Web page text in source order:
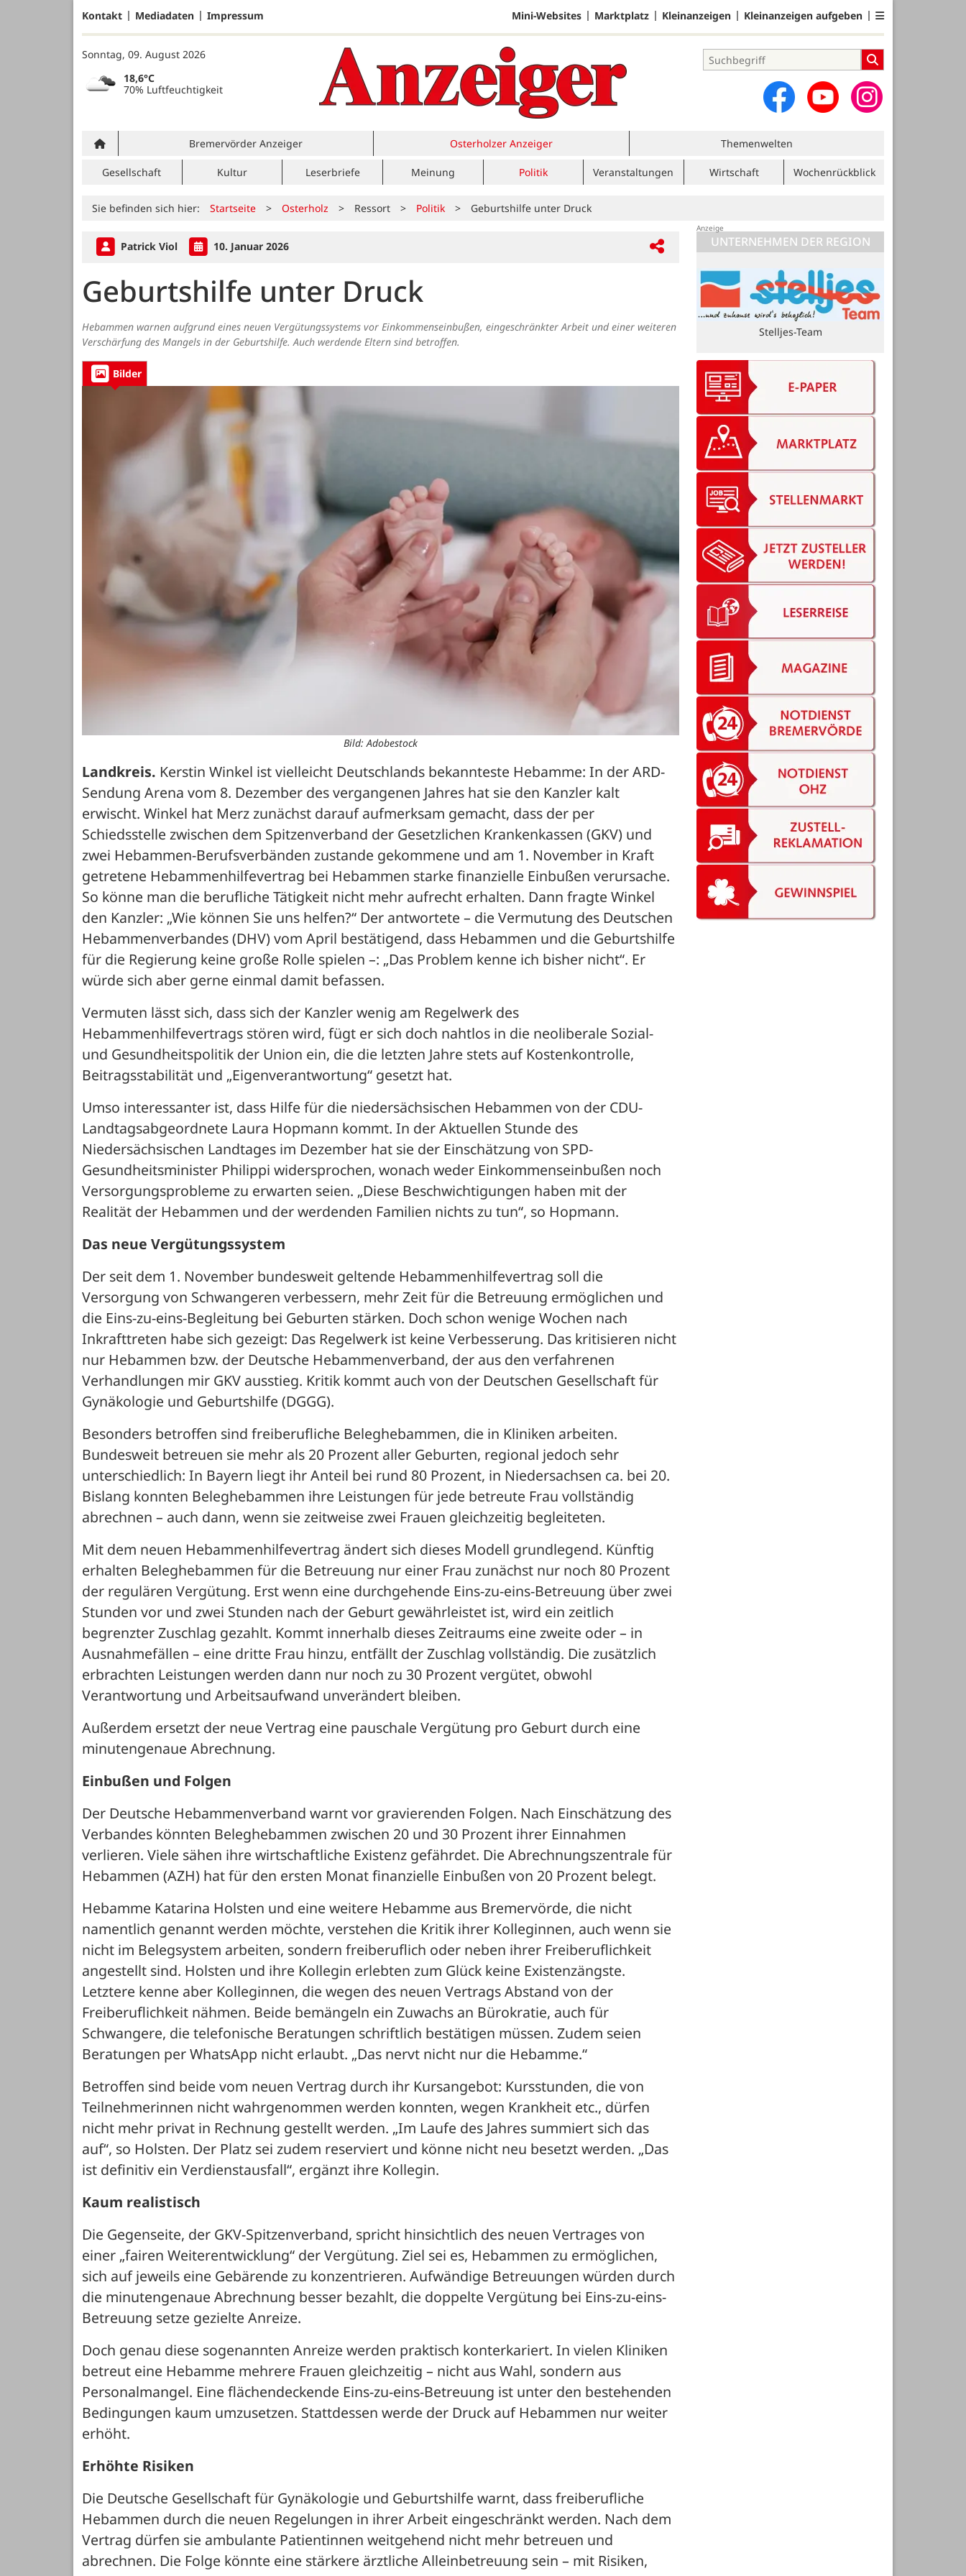
Kontakt Mediadaten Impressum Mini-Websites Marktplatz Kleinanzeigen Kleinanzeigen aufgeben
Sonntag, 09. August 2026
18,6°C
70% Luftfeuchtigkeit
Bremervörder Anzeiger Osterholzer Anzeiger Themenwelten
Gesellschaft Kultur Leserbriefe Meinung Politik Veranstaltungen Wirtschaft Wochenrückblick
Sie befinden sich hier: Startseite > Osterholz > Ressort > Politik > Geburtshilfe unter Druck
Patrick Viol 10. Januar 2026
Geburtshilfe unter Druck
Hebammen warnen aufgrund eines neuen Vergütungssystems vor Einkommenseinbußen, eingeschränkter Arbeit und einer weiteren
Verschärfung des Mangels in der Geburtshilfe. Auch werdende Eltern sind betroffen.
Bilder
Bild: Adobestock
Landkreis. Kerstin Winkel ist vielleicht Deutschlands bekannteste Hebamme: In der ARD-
Sendung Arena vom 8. Dezember des vergangenen Jahres hat sie den Kanzler kalt
erwischt. Winkel hat Merz zunächst darauf aufmerksam gemacht, dass der per
Schiedsstelle zwischen dem Spitzenverband der Gesetzlichen Krankenkassen (GKV) und
zwei Hebammen-Berufsverbänden zustande gekommene und am 1. November in Kraft
getretene Hebammenhilfevertrag bei Hebammen starke finanzielle Einbußen verursache.
So könne man die berufliche Tätigkeit nicht mehr aufrecht erhalten. Dann fragte Winkel
den Kanzler: „Wie können Sie uns helfen?“ Der antwortete – die Vermutung des Deutschen
Hebammenverbandes (DHV) vom April bestätigend, dass Hebammen und die Geburtshilfe
für die Regierung keine große Rolle spielen –: „Das Problem kenne ich bisher nicht“. Er
würde sich aber gerne einmal damit befassen.
Vermuten lässt sich, dass sich der Kanzler wenig am Regelwerk des
Hebammenhilfevertrags stören wird, fügt er sich doch nahtlos in die neoliberale Sozial-
und Gesundheitspolitik der Union ein, die die letzten Jahre stets auf Kostenkontrolle,
Beitragsstabilität und „Eigenverantwortung“ gesetzt hat.
Umso interessanter ist, dass Hilfe für die niedersächsischen Hebammen von der CDU-
Landtagsabgeordnete Laura Hopmann kommt. In der Aktuellen Stunde des
Niedersächsischen Landtages im Dezember hat sie der Einschätzung von SPD-
Gesundheitsminister Philippi widersprochen, wonach weder Einkommenseinbußen noch
Versorgungsprobleme zu erwarten seien. „Diese Beschwichtigungen haben mit der
Realität der Hebammen und der werdenden Familien nichts zu tun“, so Hopmann.
Das neue Vergütungssystem
Der seit dem 1. November bundesweit geltende Hebammenhilfevertrag soll die
Versorgung von Schwangeren verbessern, mehr Zeit für die Betreuung ermöglichen und
die Eins-zu-eins-Begleitung bei Geburten stärken. Doch schon wenige Wochen nach
Inkrafttreten habe sich gezeigt: Das Regelwerk ist keine Verbesserung. Das kritisieren nicht
nur Hebammen bzw. der Deutsche Hebammenverband, der aus den verfahrenen
Verhandlungen mir GKV ausstieg. Kritik kommt auch von der Deutschen Gesellschaft für
Gynäkologie und Geburtshilfe (DGGG).
Besonders betroffen sind freiberufliche Beleghebammen, die in Kliniken arbeiten.
Bundesweit betreuen sie mehr als 20 Prozent aller Geburten, regional jedoch sehr
unterschiedlich: In Bayern liegt ihr Anteil bei rund 80 Prozent, in Niedersachsen ca. bei 20.
Bislang konnten Beleghebammen ihre Leistungen für jede betreute Frau vollständig
abrechnen – auch dann, wenn sie zeitweise zwei Frauen gleichzeitig begleiteten.
Mit dem neuen Hebammenhilfevertrag ändert sich dieses Modell grundlegend. Künftig
erhalten Beleghebammen für die Betreuung nur einer Frau zunächst nur noch 80 Prozent
der regulären Vergütung. Erst wenn eine durchgehende Eins-zu-eins-Betreuung über zwei
Stunden vor und zwei Stunden nach der Geburt gewährleistet ist, wird ein zeitlich
begrenzter Zuschlag gezahlt. Kommt innerhalb dieses Zeitraums eine zweite oder – in
Ausnahmefällen – eine dritte Frau hinzu, entfällt der Zuschlag vollständig. Die zusätzlich
erbrachten Leistungen werden dann nur noch zu 30 Prozent vergütet, obwohl
Verantwortung und Arbeitsaufwand unverändert bleiben.
Außerdem ersetzt der neue Vertrag eine pauschale Vergütung pro Geburt durch eine
minutengenaue Abrechnung.
Einbußen und Folgen
Der Deutsche Hebammenverband warnt vor gravierenden Folgen. Nach Einschätzung des
Verbandes könnten Beleghebammen zwischen 20 und 30 Prozent ihrer Einnahmen
verlieren. Viele sähen ihre wirtschaftliche Existenz gefährdet. Die Abrechnungszentrale für
Hebammen (AZH) hat für den ersten Monat finanzielle Einbußen von 20 Prozent belegt.
Hebamme Katarina Holsten und eine weitere Hebamme aus Bremervörde, die nicht
namentlich genannt werden möchte, verstehen die Kritik ihrer Kolleginnen, auch wenn sie
nicht im Belegsystem arbeiten, sondern freiberuflich oder neben ihrer Freiberuflichkeit
angestellt sind. Holsten und ihre Kollegin erlebten zum Glück keine Existenzängste.
Letztere kenne aber Kolleginnen, die wegen des neuen Vertrags Abstand von der
Freiberuflichkeit nähmen. Beide bemängeln ein Zuwachs an Bürokratie, auch für
Schwangere, die telefonische Beratungen schriftlich bestätigen müssen. Zudem seien
Beratungen per WhatsApp nicht erlaubt. „Das nervt nicht nur die Hebamme.“
Betroffen sind beide vom neuen Vertrag durch ihr Kursangebot: Kursstunden, die von
Teilnehmerinnen nicht wahrgenommen werden konnten, wegen Krankheit etc., dürfen
nicht mehr privat in Rechnung gestellt werden. „Im Laufe des Jahres summiert sich das
auf“, so Holsten. Der Platz sei zudem reserviert und könne nicht neu besetzt werden. „Das
ist definitiv ein Verdienstausfall“, ergänzt ihre Kollegin.
Kaum realistisch
Die Gegenseite, der GKV-Spitzenverband, spricht hinsichtlich des neuen Vertrages von
einer „fairen Weiterentwicklung“ der Vergütung. Ziel sei es, Hebammen zu ermöglichen,
sich auf jeweils eine Gebärende zu konzentrieren. Aufwändige Betreuungen würden durch
die minutengenaue Abrechnung besser bezahlt, die doppelte Vergütung bei Eins-zu-eins-
Betreuung setze gezielte Anreize.
Doch genau diese sogenannten Anreize werden praktisch konterkariert. In vielen Kliniken
betreut eine Hebamme mehrere Frauen gleichzeitig – nicht aus Wahl, sondern aus
Personalmangel. Eine flächendeckende Eins-zu-eins-Betreuung ist unter den bestehenden
Bedingungen kaum umzusetzen. Stattdessen werde der Druck auf Hebammen nur weiter
erhöht.
Erhöhte Risiken
Die Deutsche Gesellschaft für Gynäkologie und Geburtshilfe warnt, dass freiberufliche
Hebammen durch die neuen Regelungen in ihrer Arbeit eingeschränkt werden. Nach dem
Vertrag dürfen sie ambulante Patientinnen weitgehend nicht mehr betreuen und
abrechnen. Die Folge könnte eine stärkere ärztliche Alleinbetreuung sein – mit Risiken,
UNTERNEHMEN DER REGION
Kluster Hof GmbH